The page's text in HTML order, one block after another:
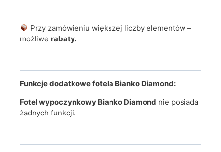
Przy zamówieniu większej liczby elementów –
możliwe rabaty.
Funkcje dodatkowe fotela Bianko Diamond:
Fotel wypoczynkowy Bianko Diamond nie posiada
żadnych funkcji.